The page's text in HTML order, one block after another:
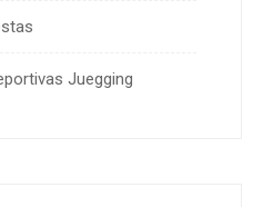
Juegging